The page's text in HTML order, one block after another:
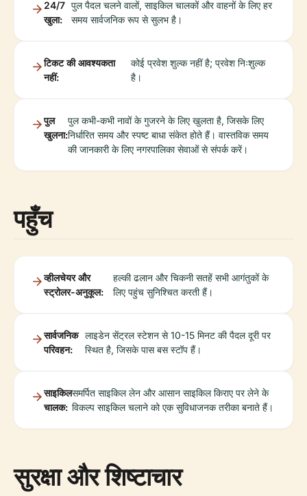
24/7
खुला:
पुल पैदल चलने वालों, साइकिल चालकों और वाहनों के लिए हर
समय सार्वजनिक रूप से सुलभ है।
टिकट की आवश्यकता
नहीं:
कोई प्रवेश शुल्क नहीं है; प्रवेश निःशुल्क
है।
पुल
खुलना:
पुल कभी-कभी नावों के गुजरने के लिए खुलता है, जिसके लिए
निर्धारित समय और स्पष्ट बाधा संकेत होते हैं। वास्तविक समय
की जानकारी के लिए नगरपालिका सेवाओं से संपर्क करें।
पहुँच
व्हीलचेयर और
स्ट्रोलर-अनुकूल:
हल्की ढलान और चिकनी सतहें सभी आगंतुकों के
लिए पहुंच सुनिश्चित करती हैं।
सार्वजनिक
परिवहन:
लाइडेन सेंट्रल स्टेशन से 10-15 मिनट की पैदल दूरी पर
स्थित है, जिसके पास बस स्टॉप हैं।
साइकिल
चालक:
समर्पित साइकिल लेन और आसान साइकिल किराए पर लेने के
विकल्प साइकिल चलाने को एक सुविधाजनक तरीका बनाते हैं।
सुरक्षा और शिष्टाचार